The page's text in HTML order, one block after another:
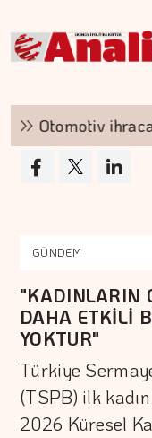
Otomotiv
GÜNDEM
"KADINLARIN
DAHA ETKİLİ
YOKTUR"
Türkiye
(TSPB) ilk
2026 Küresel